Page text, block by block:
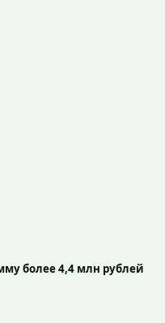
более 4,4 млн рублей